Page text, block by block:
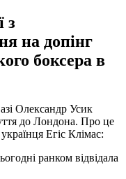
з
на допінг
боксера в
Олександр Усик
до Лондона. Про це
Егіс Клімас:
ранком відвідала